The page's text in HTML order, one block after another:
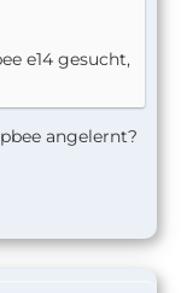
e14 gesucht,
angelernt?